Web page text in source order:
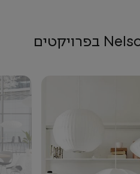
Nelson Bubble Lamps בפרויקטים